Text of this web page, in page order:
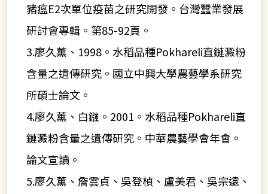
豬瘟E2次單位疫苗之研究開發。台灣蠶業發展
研討會專輯。第85-92頁。
3.廖久薰、1998。水稻品種Pokhareli直鏈澱粉
含量之遺傳研究。國立中興大學農藝學系研究
所碩士論文。
4.廖久薰、白鏹。2001。水稻品種Pokhareli直
鏈澱粉含量之遺傳研究。中華農藝學會年會。
論文宣讀。
5.廖久薰、詹雲貞、吳登楨、盧美君、吳宗遠、